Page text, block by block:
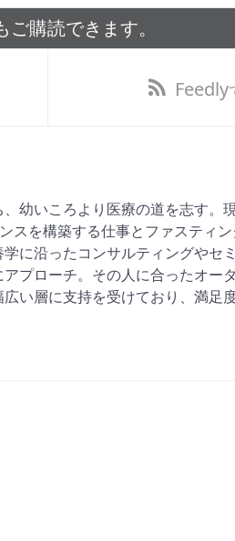
ご購読できます。
Feedly
幼いころより医療の道を志す。
スを構築する仕事とファスティ
に沿ったコンサルティングやセ
プローチ。その人に合ったオー
い層に支持を受けており、満足